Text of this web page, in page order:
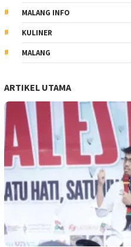
MALANG INFO
KULINER
MALANG
ARTIKEL UTAMA